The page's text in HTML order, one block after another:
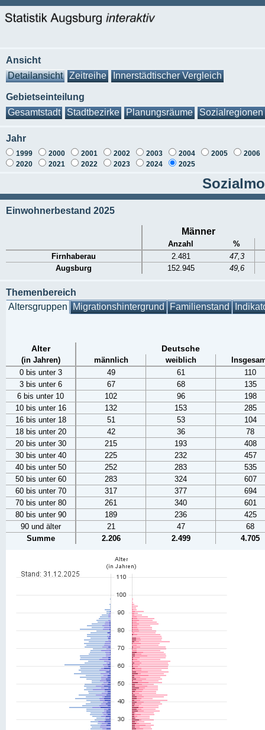
Ansicht
Detailansicht
Zeitreihe Innerstädtischer Vergleich
Gebietseinteilung
Gesamtstadt
Stadtbezirke Planungsräume Sozialregionen
Jahr
1999 2000 2001 2002 2003 2004 2005
2006
2020
2021 2022 2023 2024 2025
Einwohnerbestand 2025
Männer
Anzahl
%
Firnhaberau
2.481
47,3
Augsburg
152.945 49,6
Themenbereich
Altersgruppen Migrationshintergrund Familienstand
Alter Deutsche
(in Jahren) männlich weiblich
0 bis unter 3
49 61
110
3 bis unter 6
67 68
135
6 bis unter 10
102 96
198
10 bis unter 16
132 153
285
16 bis unter 18
51 53
104
18 bis unter 20
42 36
78
20 bis unter 30
215 193
408
30 bis unter 40
225 232
457
40 bis unter 50
252 283
535
50 bis unter 60
283 324
607
60 bis unter 70
317 377
694
70 bis unter 80
261 340
601
80 bis unter 90
189 236
425
90 und älter
21 47
68
Summe
2.206 2.499 4.705